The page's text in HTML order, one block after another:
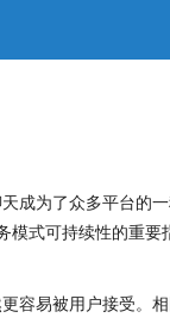
成为了众多平台的
式可持续性的重
容易被用户接受。